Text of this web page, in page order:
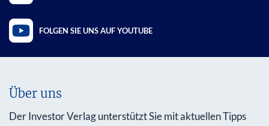
FOLGEN SIE UNS AUF YOUTUBE
Über uns
Der Investor Verlag unterstützt Sie mit aktuellen Tipps